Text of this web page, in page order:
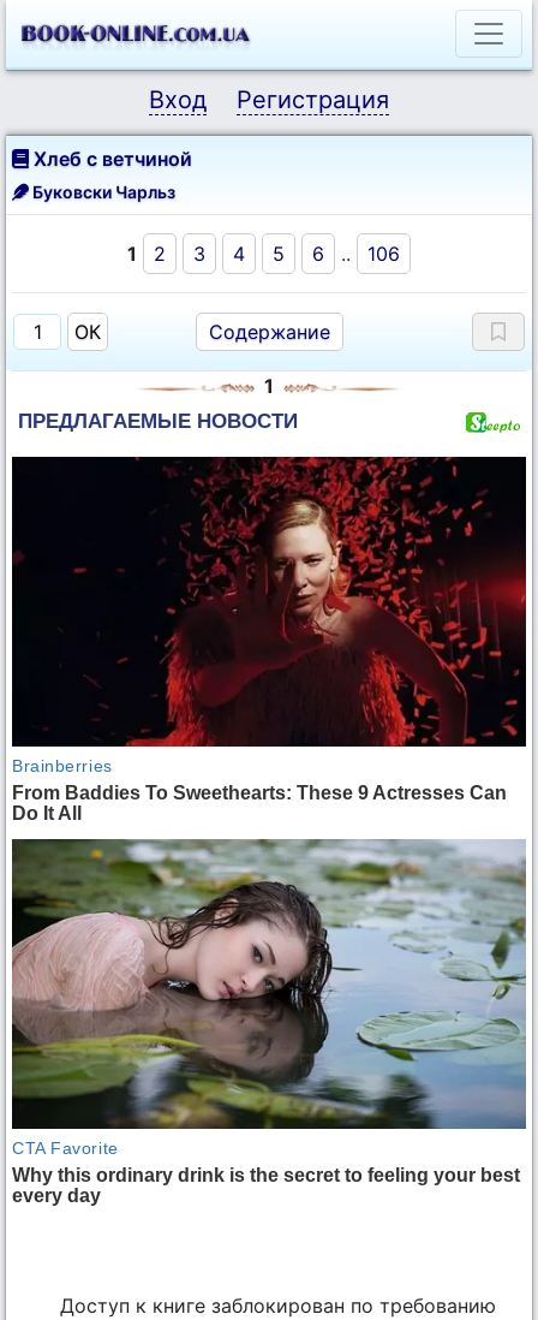
Вход Регистрация
Хлеб с ветчиной
Буковски Чарльз
1 2 3 4 5 6 .. 106
Содержание
1
Доступ к книге заблокирован по требованию